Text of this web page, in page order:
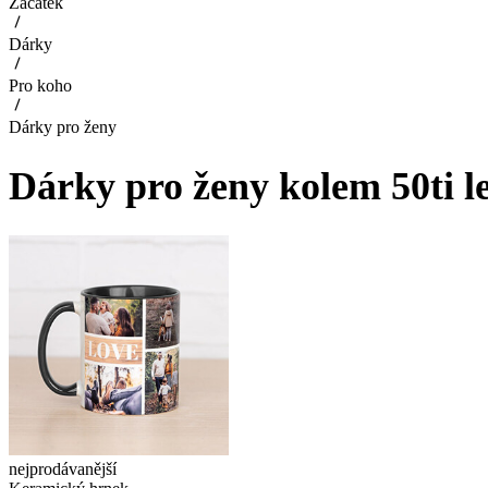
Dárky
Pro koho
Dárky pro ženy
Dárky pro ženy kolem 50ti
nejprodávanější